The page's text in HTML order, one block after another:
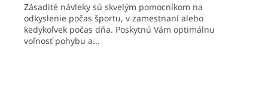
Zásadité návleky sú skvelým pomocníkom na
odkyslenie počas športu, v zamestnaní alebo
kedykoľvek počas dňa. Poskytnú Vám optimálnu
voľnosť pohybu a...